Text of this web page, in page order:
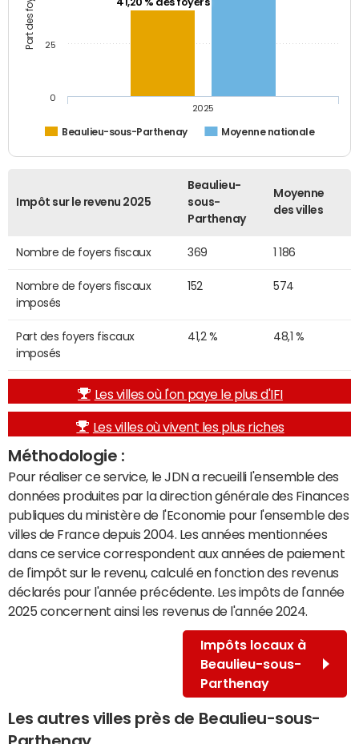
41,20 % des foyers
Beaulieu-sous-Parthenay Moyenne nationale
2025
0
25
Impôt sur le revenu 2025
Beaulieu-
sous-
Parthenay
Moyenne
des villes
Nombre de foyers fiscaux 369 1 186
Nombre de foyers fiscaux
imposés
152 574
Part des foyers fiscaux
imposés
41,2 % 48,1 %
Les villes où l'on paye le plus d'IFI
Les villes où vivent les plus riches
Méthodologie :
Pour réaliser ce service, le JDN a recueilli l'ensemble des
données produites par la direction générale des Finances
publiques du ministère de l'Economie pour l'ensemble des
villes de France depuis 2004. Les années mentionnées
dans ce service correspondent aux années de paiement
de l'impôt sur le revenu, calculé en fonction des revenus
déclarés pour l'année précédente. Les impôts de l'année
2025 concernent ainsi les revenus de l'année 2024.
Impôts locaux à
Beaulieu-sous-
Parthenay
Les autres villes près de Beaulieu-sous-
Parthenay